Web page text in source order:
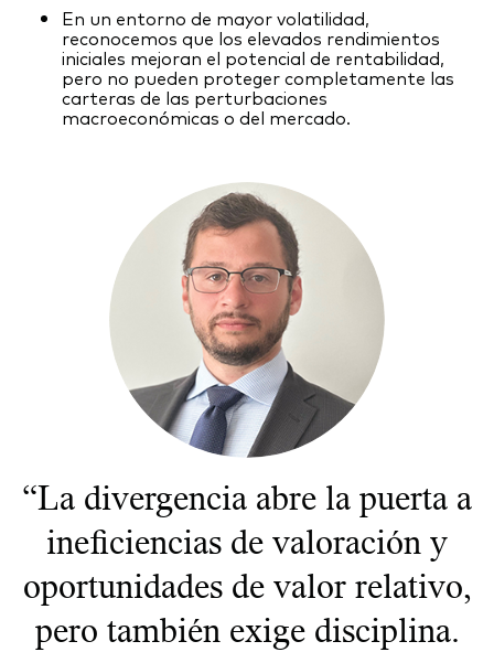
Documentación legal
Prevención de fraude
En un entorno de mayor volatilidad,
reconocemos que los elevados rendimientos
iniciales mejoran el potencial de rentabilidad,
pero no pueden proteger completamente las
carteras de las perturbaciones
macroeconómicas o del mercado.
“La divergencia abre la puerta a
ineficiencias de valoración y
oportunidades de valor relativo,
pero también exige disciplina.